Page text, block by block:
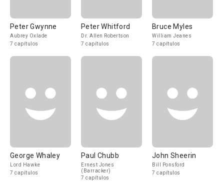
Peter Gwynne
Aubrey Oxlade
7 capítulos
Peter Whitford
Dr. Allen Robertson
7 capítulos
Bruce Myles
William Jeanes
7 capítulos
George Whaley
Lord Hawke
7 capítulos
Paul Chubb
Ernest Jones
(Barracker)
7 capítulos
John Sheerin
Bill Ponsford
7 capítulos